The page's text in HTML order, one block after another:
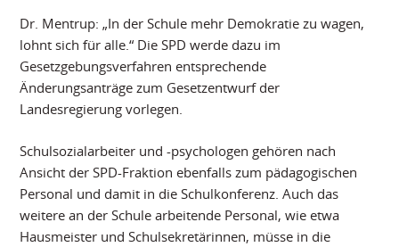
Dr. Mentrup: „In der Schule mehr Demokratie zu wagen,
lohnt sich für alle.“ Die SPD werde dazu im
Gesetzgebungsverfahren entsprechende
Änderungsanträge zum Gesetzentwurf der
Landesregierung vorlegen.
Schulsozialarbeiter und -psychologen gehören nach
Ansicht der SPD-Fraktion ebenfalls zum pädagogischen
Personal und damit in die Schulkonferenz. Auch das
weitere an der Schule arbeitende Personal, wie etwa
Hausmeister und Schulsekretärinnen, müsse in die